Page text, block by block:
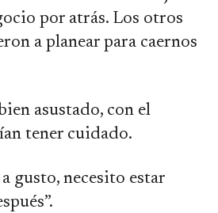
por atrás. Los otros
a planear para caernos
asustado, con el
tener cuidado.
gusto, necesito estar